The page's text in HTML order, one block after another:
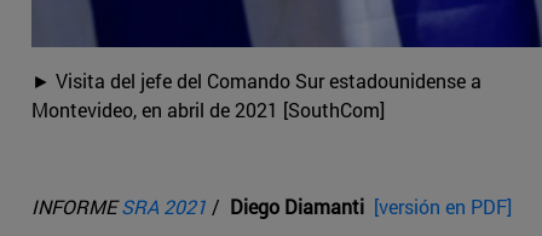
► Visita del jefe del Comando Sur estadounidense a
Montevideo, en abril de 2021 [SouthCom]
INFORMESRA 2021 / Diego Diamanti [versión en PDF]